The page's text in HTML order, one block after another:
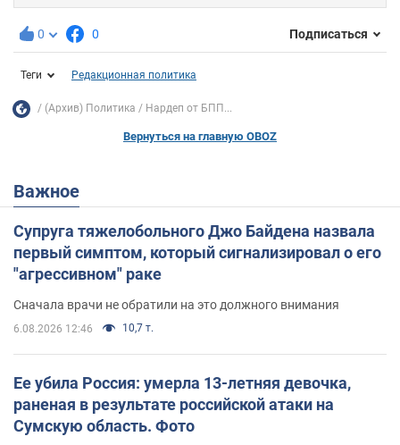
0 0 Подписаться
Теги Редакционная политика
(Архив) Политика Нардеп от БПП...
Вернуться на главную OBOZ
Важное
Супруга тяжелобольного Джо Байдена назвала
первый симптом, который сигнализировал о его
"агрессивном" раке
Сначала врачи не обратили на это должного внимания
6.08.2026 12:46 10,7 т.
Ее убила Россия: умерла 13-летняя девочка,
раненая в результате российской атаки на
Сумскую область. Фото